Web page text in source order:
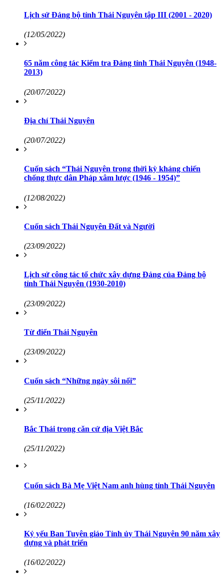
Lịch sử Đảng bộ tỉnh Thái Nguyên tập III (2001 - 2020)
(12/05/2022)
65 năm công tác Kiểm tra Đảng tỉnh Thái Nguyên (1948-
2013)
(20/07/2022)
Địa chí Thái Nguyên
(20/07/2022)
Cuốn sách “Thái Nguyên trong thời kỳ kháng chiến
chống thực dân Pháp xâm lược (1946 - 1954)”
(12/08/2022)
Cuốn sách Thái Nguyên Đất và Người
(23/09/2022)
Lịch sử công tác tổ chức xây dựng Đảng của Đảng bộ
tỉnh Thái Nguyên (1930-2010)
(23/09/2022)
Từ điển Thái Nguyên
(23/09/2022)
Cuốn sách “Những ngày sôi nổi”
(25/11/2022)
Bắc Thái trong căn cứ địa Việt Bắc
(25/11/2022)
Cuốn sách Bà Mẹ Việt Nam anh hùng tỉnh Thái Nguyên
(16/02/2022)
Kỷ yếu Ban Tuyên giáo Tỉnh ủy Thái Nguyên 90 năm xây
dựng và phát triển
(16/02/2022)